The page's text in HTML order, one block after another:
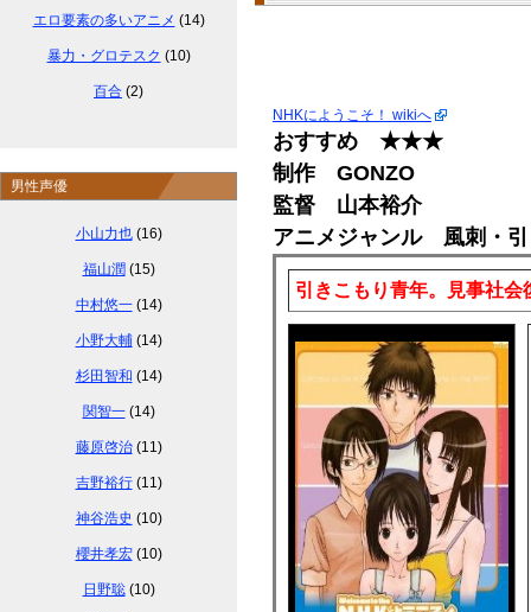
NHKにようこそ！ wikiへ
おすすめ ★★★
制作 GONZO
監督 山本裕介
アニメジャンル 風刺・引
引きこもり青年。見事社会
エロ要素の多いアニメ (14)
暴力・グロテスク (10)
百合 (2)
男性声優
小山力也(16)
福山潤 (15)
中村悠一(14)
小野大輔(14)
杉田智和 (14)
関智一(14)
藤原啓治(11)
吉野裕行(11)
神谷浩史 (10)
櫻井孝宏(10)
日野聡(10)